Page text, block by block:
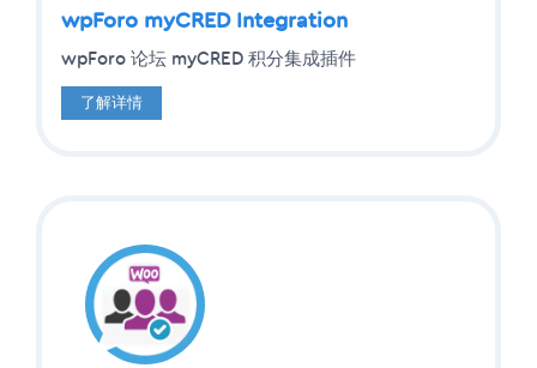
wpForo myCRED Integration
wpForo 论坛 myCRED 积分集成插件
了解详情